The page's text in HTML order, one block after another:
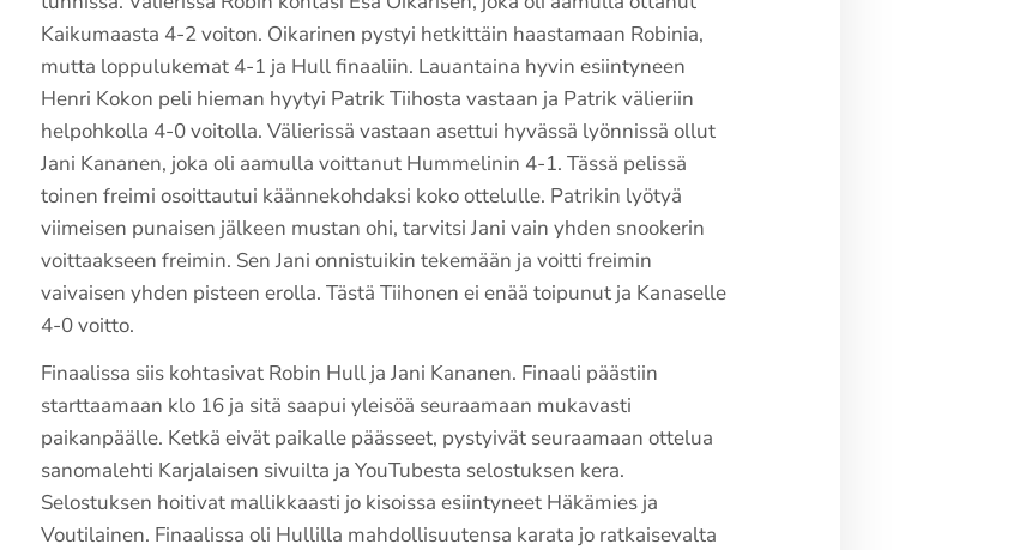
Kaikumaasta 4-2 voiton. Oikarinen pystyi hetkittäin haastamaan Robinia,
mutta loppulukemat 4-1 ja Hull finaaliin. Lauantaina hyvin esiintyneen
Henri Kokon peli hieman hyytyi Patrik Tiihosta vastaan ja Patrik välieriin
helpohkolla 4-0 voitolla. Välierissä vastaan asettui hyvässä lyönnissä ollut
Jani Kananen, joka oli aamulla voittanut Hummelinin 4-1. Tässä pelissä
toinen freimi osoittautui käännekohdaksi koko ottelulle. Patrikin lyötyä
viimeisen punaisen jälkeen mustan ohi, tarvitsi Jani vain yhden snookerin
voittaakseen freimin. Sen Jani onnistuikin tekemään ja voitti freimin
vaivaisen yhden pisteen erolla. Tästä Tiihonen ei enää toipunut ja Kanaselle
4-0 voitto.
Finaalissa siis kohtasivat Robin Hull ja Jani Kananen. Finaali päästiin
starttaamaan klo 16 ja sitä saapui yleisöä seuraamaan mukavasti
paikanpäälle. Ketkä eivät paikalle päässeet, pystyivät seuraamaan ottelua
sanomalehti Karjalaisen sivuilta ja YouTubesta selostuksen kera.
Selostuksen hoitivat mallikkaasti jo kisoissa esiintyneet Häkämies ja
Voutilainen. Finaalissa oli Hullilla mahdollisuutensa karata jo ratkaisevalta